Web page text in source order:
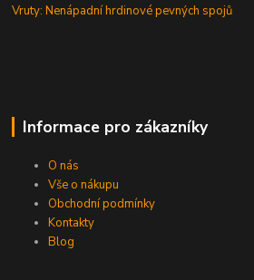
Vruty: Nenápadní hrdinové pevných spojů
Informace pro zákazníky
O nás
Vše o nákupu
Obchodní podmínky
Kontakty
Blog